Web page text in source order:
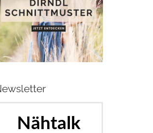
Nähtalk